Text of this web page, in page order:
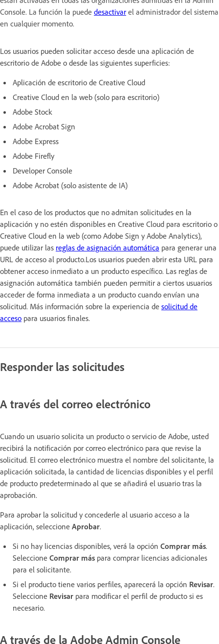
Console. La función la puede desactivar el administrador del sistema
en cualquier momento.
Los usuarios pueden solicitar acceso desde una aplicación de
escritorio de Adobe o desde las siguientes superficies:
Aplicación de escritorio de Creative Cloud
Creative Cloud en la web (solo para escritorio)
Adobe Stock
Adobe Acrobat Sign
Adobe Express
Adobe Firefly
Developer Console
Adobe Acrobat (solo asistente de IA)
En el caso de los productos que no admitan solicitudes en la
aplicación y no estén disponibles en Creative Cloud para escritorio o
Creative Cloud en la web (como Adobe Sign y Adobe Analytics),
puede utilizar las reglas de asignación automática para generar una
URL de acceso al producto.Los usuarios pueden abrir esta URL para
obtener acceso inmediato a un producto específico. Las reglas de
asignación automática también pueden permitir a ciertos usuarios
acceder de forma inmediata a un producto cuando envían una
solicitud. Más información sobre la experiencia de solicitud de
acceso para usuarios finales.
Responder las solicitudes
A través del correo electrónico
Cuando un usuario solicita un producto o servicio de Adobe, usted
recibirá la notificación por correo electrónico para que revise la
solicitud. El correo electrónico muestra el nombre del solicitante, la
aplicación solicitada, la cantidad de licencias disponibles y el perfil
de producto predeterminado al que se añadirá el usuario tras la
aprobación.
Para aprobar la solicitud y concederle al usuario acceso a la
aplicación, seleccione Aprobar.
Si no hay licencias disponibles, verá la opción Comprar más.
Seleccione Comprar más para comprar licencias adicionales
para el solicitante.
Si el producto tiene varios perfiles, aparecerá la opción Revisar.
Seleccione Revisar para modificar el perfil de producto si es
necesario.
A través de la Adobe Admin Console